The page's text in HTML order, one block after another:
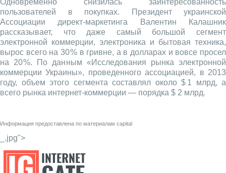
Одновременно снизилась заинтересованность
пользователей в покупках. Президент украинской
Ассоциации директ-маркетинга Валентин Калашник
рассказывает, что даже самый большой сегмент
электронной коммерции, электроника и бытовая техника,
вырос всего на 30 % в гривне, а в долларах и вовсе просел
на 20 %. По данным «Исследования рынка электронной
коммерции Украины», проведенного ассоциацией, в 2013
году, объем этого сегмента составлял около $ 1 млрд, а
всего рынка интернет-коммерции — порядка $ 2 млрд.
Информация предоставлена по материалам capital
_.jpg">